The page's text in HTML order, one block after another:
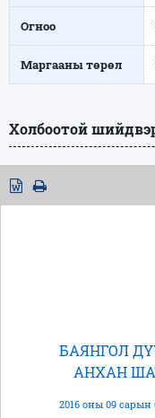
Огноо
Маргааны төрөл
Холбоотой
БАЯНГОЛ
АНХАН
2016 оны 09 сарын